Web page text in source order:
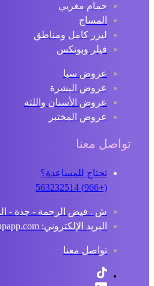
حمام مغربي
المساج
ليزر كامل ومناطق
فيلر وبوتكس
عروض سبا
عروض البشرة
عروض الأسنان واللثة
عروض المختبر
تواصل معنا
تحتاج للمساعدة؟
ش . فيض الرحمة - جدة -
البريد الإلكتروني: help@tabibgroupapp.com
تواصل معنا